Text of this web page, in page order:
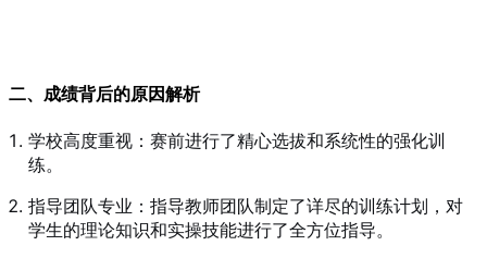
二、成绩背后的原因解析
学校高度重视：赛前进行了精心选拔和系统性的强化训
练。
指导团队专业：指导教师团队制定了详尽的训练计划，对
学生的理论知识和实操技能进行了全方位指导。